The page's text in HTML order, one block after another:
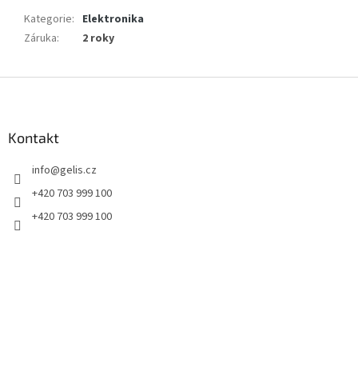
Kategorie: Elektronika
Záruka: 2 roky
Kontakt
info@gelis.cz
+420 703 999 100
+420 703 999 100